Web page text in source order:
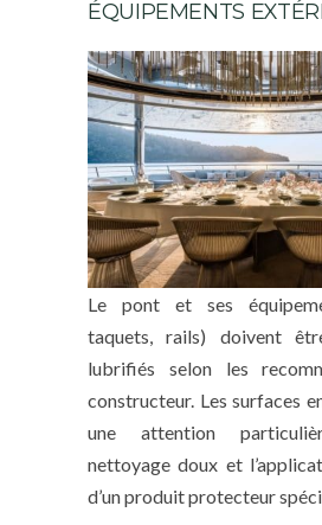
ÉQUIPEMENTS
Le pont et ses
taquets, rails) doivent
lubrifiés selon les
constructeur. Les surfaces
une attention
nettoyage doux et
d’un produit protecteur